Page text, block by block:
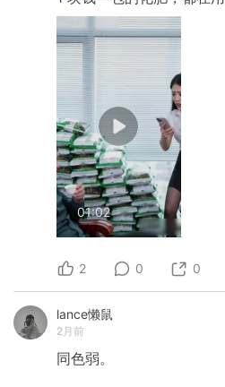
01:02
2 0 0
lance懒鼠
2月前
同色弱。